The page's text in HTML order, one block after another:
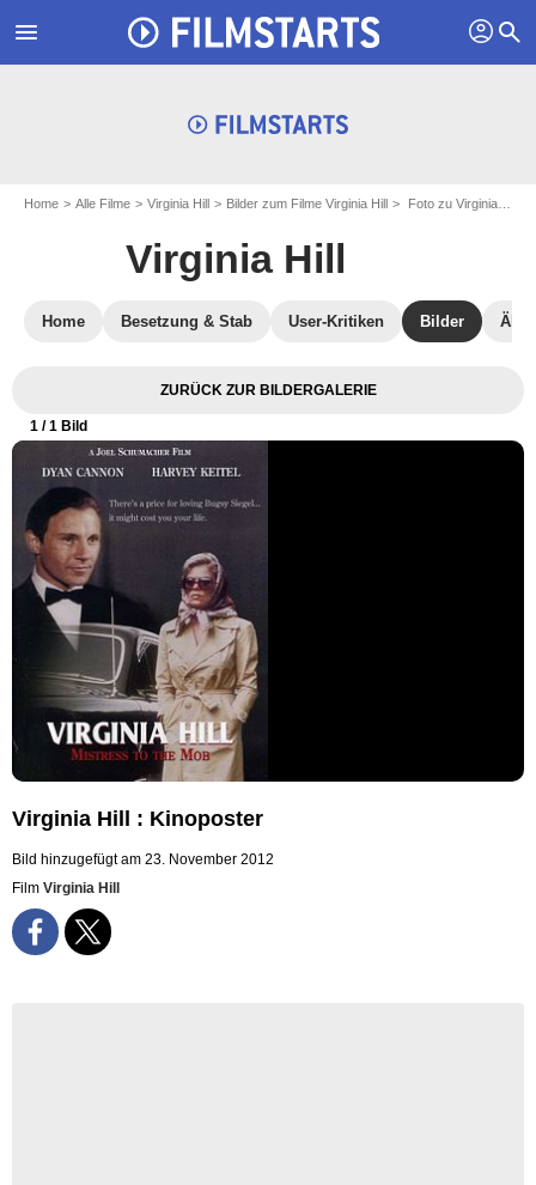
menu profil search
Home Alle Filme Virginia Hill Bilder zum Filme Virginia Hill Foto zu Virginia Hill - Bild 1
Virginia Hill
Home Besetzung & Stab User-Kritiken Bilder
ZURÜCK ZUR BILDERGALERIE
1 / 1 Bild
Virginia Hill : Kinoposter
Bild hinzugefügt am 23. November 2012
Film Virginia Hill